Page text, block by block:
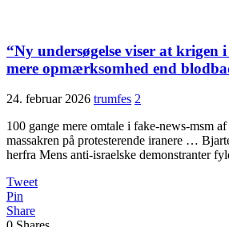
“Ny undersøgelse viser at krigen
mere opmærksomhed end
24. februar 2026 trumfes 2
100 gange mere omtale i fake-news-msm
massakren på protesterende iranere …
herfra Mens anti-israelske demonstranter
Tweet
Pin
Share